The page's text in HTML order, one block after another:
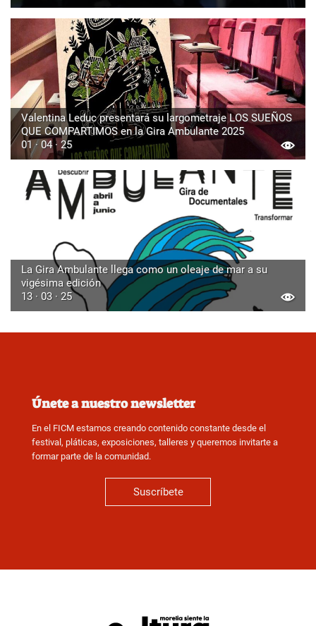
Valentina Leduc presentará su largometraje LOS SUEÑOS
QUE COMPARTIMOS en la Gira Ambulante 2025
01 · 04 · 25
La Gira Ambulante llega como un oleaje de mar a su
vigésima edición
13 · 03 · 25
Únete a nuestro newsletter
En el FICM estamos creando contenido constante desde el
festival, pláticas, exposiciones, talleres y queremos invitarte a
formar parte de la comunidad.
Suscríbete